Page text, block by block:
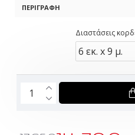
ΠΕΡΙΓΡΑΦΉ
Διαστάσεις